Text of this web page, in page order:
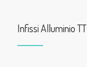
Infissi Alluminio TT